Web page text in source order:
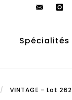
auction.com
Spécialités
VINTAGE - Lot 262